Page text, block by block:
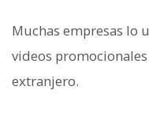
Muchas empresas lo
videos
extranjero.